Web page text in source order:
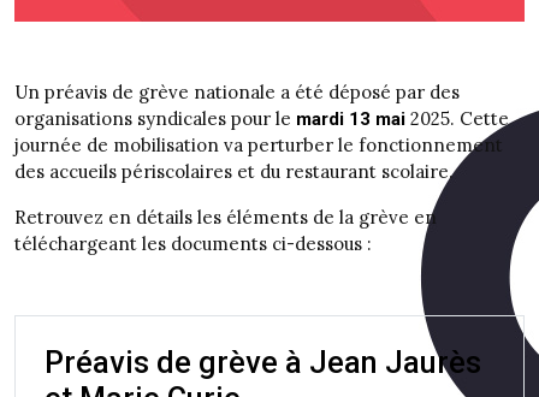
Un préavis de grève nationale a été déposé par des
organisations syndicales pour le mardi 13 mai 2025. Cette
journée de mobilisation va perturber le fonctionnement
des accueils périscolaires et du restaurant scolaire.
Retrouvez en détails les éléments de la grève en
téléchargeant les documents ci-dessous :
Préavis de grève à Jean Jaurès